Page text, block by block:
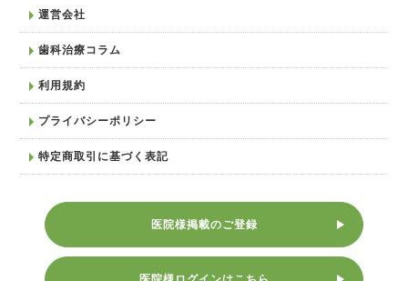
運営会社
歯科治療コラム
利用規約
プライバシーポリシー
特定商取引に基づく表記
医院様掲載のご登録